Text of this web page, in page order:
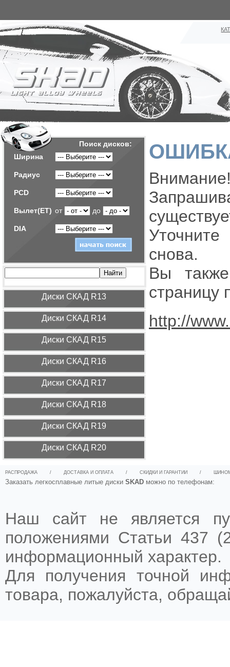
Поиск дисков:
Ширина
Радиус
PCD
Вылет(ET) от до
DIA
Диcки СКАД R13
Диcки СКАД R14
Диcки СКАД R15
Диcки СКАД R16
Диcки СКАД R17
Диcки СКАД R18
Диcки СКАД R19
Диcки СКАД R20
снова.
Вы
страницу
http://
РАСПРОДАЖА / ДОСТАВКА И ОПЛАТА / СКИДКИ И ГАРАНТИИ /
Заказать легкосплавные литые диски SKAD можно по телефонам:
Наш сайт не является
положениями Статьи 437
информационный характер.
Для получения точной
товара, пожалуйста,